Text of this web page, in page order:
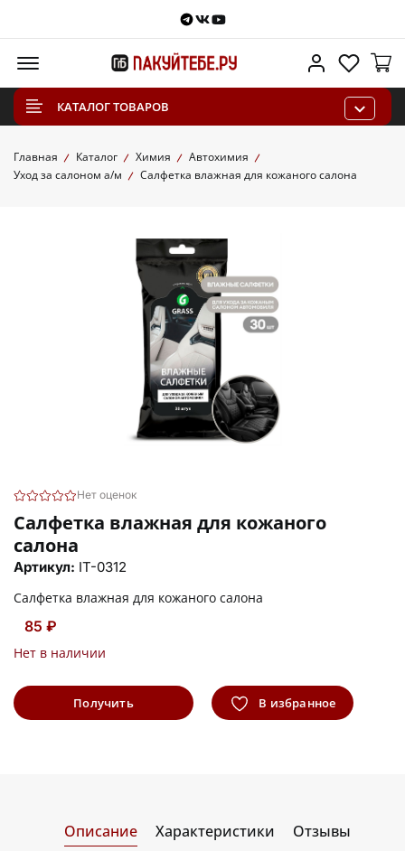
Telegram
VKontakte
Youtube
Личный
КАТАЛОГ ТОВАРОВ
Главная Каталог Химия
Автохимия
Уход за салоном а/м
Салфетка влажная для кожаного салона
Нет оценок
Салфетка влажная для кожаного
салона
Артикул: IT-0312
Салфетка влажная для кожаного салона
85 ₽
Нет в наличии
Получить В избранное
Описание Характеристики Отзывы